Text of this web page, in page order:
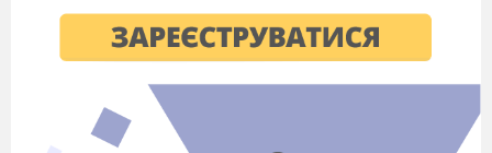
твору цей рядок?: «Давня казка».
Слово вчителя.
— Діти, ось ми і згадали вивчений